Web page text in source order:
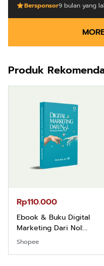
Bersponsor9 bulan yang
Produk
Rp110.000
Ebook & Buku Digital
Marketing Dari Nol:
Fondasi & Mindset untuk
Pemula
Shopee